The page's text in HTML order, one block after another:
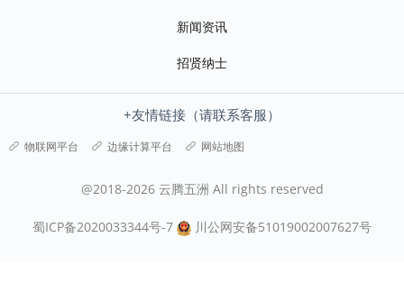
新闻资讯
招贤纳士
+友情链接（请联系客服）
物联网平台 边缘计算平台 网站地图
@2018-2026 云腾五洲 All rights reserved
蜀ICP备2020033344号-7 川公网安备51019002007627号